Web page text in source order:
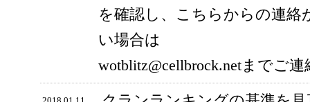
を確認し、こちらからの連
い場合は
wotblitz@cellbrock.netまでご